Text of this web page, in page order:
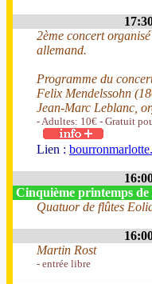
2ème concert
allemand.
Programme du
Felix Mendelssohn
Jean-Marc Leblanc,
- Adultes: 10€ - Gratuit
Lien :
Cinquième printemps
Quatuor de flûtes
Martin Rost
- entrée libre